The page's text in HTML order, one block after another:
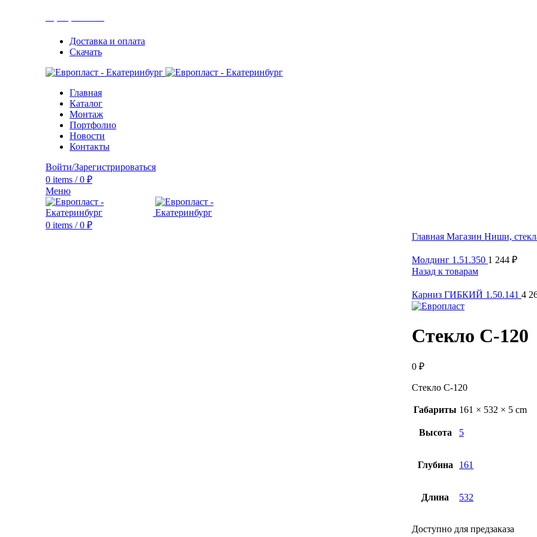
Доставка и оплата
Скачать
Главная
Каталог
Монтаж
Портфолио
Новости
Контакты
Войти/Зарегистрироваться
0 items / 0 ₽
Меню
0 items / 0 ₽
Главная Магазин Ниши,
Молдинг 1.51.350 1 244 ₽
Назад к товарам
Карниз ГИБКИЙ 1.50.141 4
Стекло С-120
0 ₽
Стекло С-120
Габариты 161 × 532 × 5 cm
Высота 5
Глубина 161
Длина 532
Доступно для предзаказа